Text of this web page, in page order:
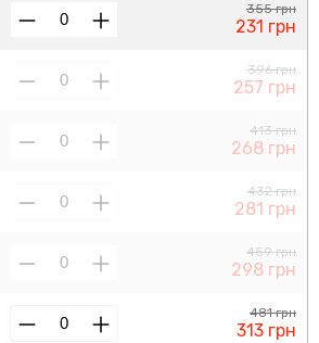
355 грн
231 грн
396 грн
257 грн
413 грн
268 грн
432 грн
281 грн
459 грн
298 грн
481 грн
313 грн